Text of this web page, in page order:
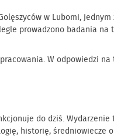
w Lubomi,
prowadzono badania
W odpowiedzi
do dziś.
historię, średniowiecze